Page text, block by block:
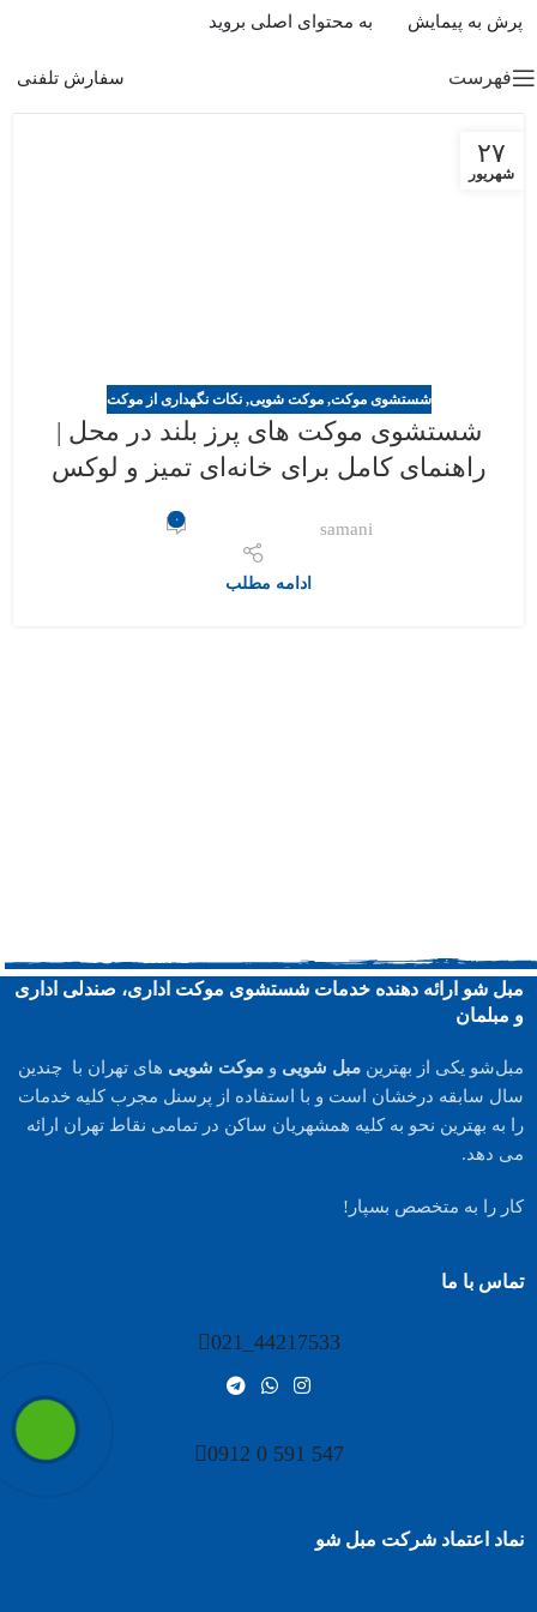
پرش به پیمایش به محتوای اصلی بروید
فهرست سفارش تلفنی
۲۷
شهریور
شستشوی موکت,موکت شویی,نکات نگهداری از موکت
شستشوی موکت های پرز بلند در محل |
راهنمای کامل برای خانه‌ای تمیز و لوکس
samani ۰
ادامه مطلب
مبل شو ارائه دهنده خدمات شستشوی موکت اداری، صندلی اداری
و مبلمان
مبل‌شو یکی از بهترینمبل شویی وموکت شویی های تهران با چندین
سال سابقه درخشان است و با استفاده از پرسنل مجرب کلیه خدمات
را به بهترین نحو به کلیه همشهریان ساکن در تمامی نقاط تهران ارائه
می دهد.
کار را به متخصص بسپار!
تماس با ما
44217533_021
547 591 0 0912
نماد اعتماد شرکت مبل شو